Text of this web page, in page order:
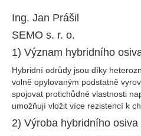
Ing. Jan Prášil
SEMO s. r. o.
1) Význam hybridního
Hybridní odrůdy jsou díky
volně opylovaným podstatně
spojovat protichůdné vlastnosti
umožňují vložit více rezistencí k
2) Výroba hybridního osiva